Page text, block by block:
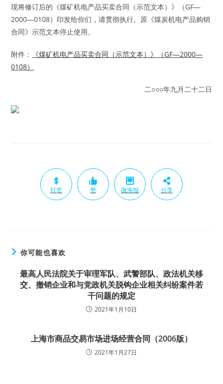
现将修订后的《煤矿机电产品买卖合同（示范文本）》（GF—
2000—0108）印发给你们，请贯彻执行。原《煤炭机电产品购销
合同》示范文本停止使用。
附件：
《煤矿机电产品买卖合同（示范文本）》（GF—2000—
0108）
二○○○年九月二十二日
打赏 赞 微海报 分享
你可能也喜欢
最高人民法院关于审理军队、武警部队、政法机关移
交、撤销企业和与党政机关脱钩企业相关纠纷案件若
干问题的规定
2021年1月10日
上海市商品交易市场进场经营合同（2006版）
2021年1月27日